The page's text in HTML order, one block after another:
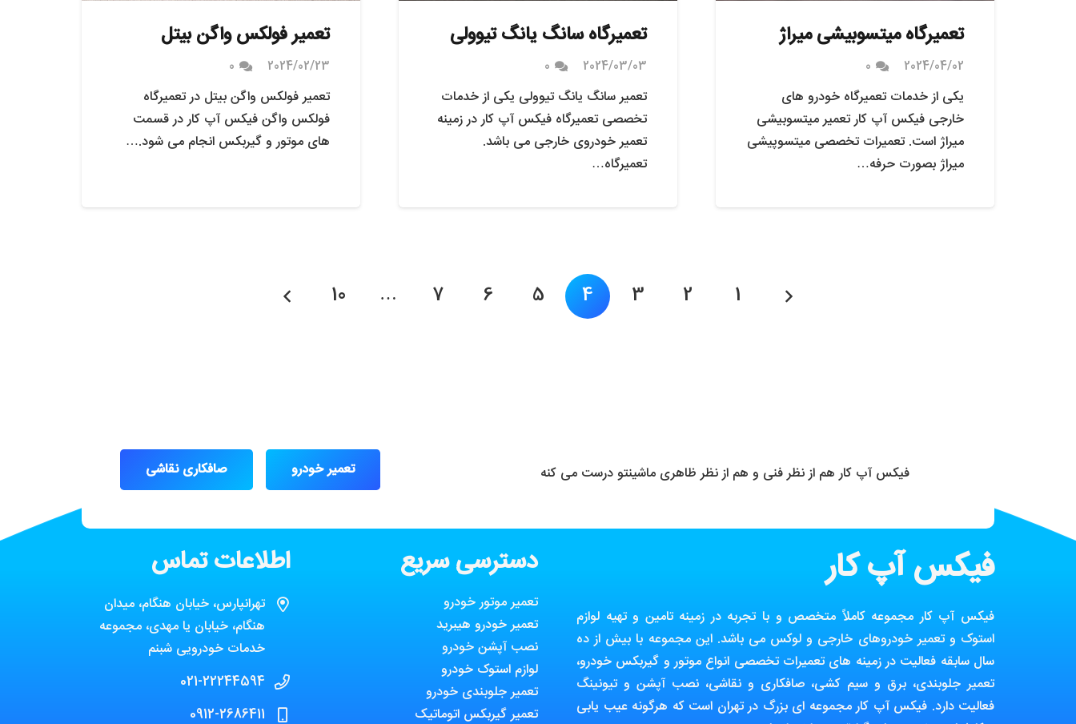
تعمیرگاه میتسوبیشی میراژ
2024/04/02
0
یکی از خدمات تعمیرگاه خودرو های
خارجی فیکس آپ کار تعمیر میتسوبیشی
میراژ است. تعمیرات تخصصی میتسوپیشی
میراژ بصورت حرفه…
تعمیرگاه سانگ یانگ تیوولی
2024/03/03
0
تعمیر سانگ یانگ تیوولی یکی از خدمات
تخصصی تعمیرگاه فیکس آپ کار در زمینه
تعمیر خودروی خارجی می باشد.
تعمیرگاه…
تعمیر فولکس واگن بیتل
2024/02/23
0
تعمیر فولکس واگن بیتل در تعمیرگاه
فولکس واگن فیکس آپ کار در قسمت
های موتور و گیربکس انجام می شود.…
1
2
3
4
5
6
7
…
10
فیکس آپ کار هم از نظر فنی و هم از نظر ظاهری ماشینتو درست می کنه تعمیر خودرو صافکاری نقاشی
فیکس آپ کار
فیکس آپ کار مجموعه کاملاً متخصص و با تجربه در زمینه تامین و تهیه لوازم
استوک و تعمیر خودروهای خارجی و لوکس می باشد. این مجموعه با بیش از ده
سال سابقه فعالیت در زمینه های تعمیرات تخصصی انواع موتور و گیربکس خودرو،
تعمیر جلوبندی، برق و سیم کشی، صافکاری و نقاشی، نصب آپشن و تیونینگ
فعالیت دارد. فیکس آپ کار مجموعه ای بزرگ در تهران است که هرگونه عیب یابی
دسترسی سریع
تعمیر موتور خودرو
تعمیر خودرو هیبرید
نصب آپشن خودرو
لوازم استوک خودرو
تعمیر جلوبندی خودرو
تعمیر گیربکس اتوماتیک
اطلاعات تماس
تهرانپارس، خیابان هنگام، میدان
هنگام، خیابان یا مهدی، مجموعه
خدمات خودرویی شبنم
021-22244594
0912-2686411